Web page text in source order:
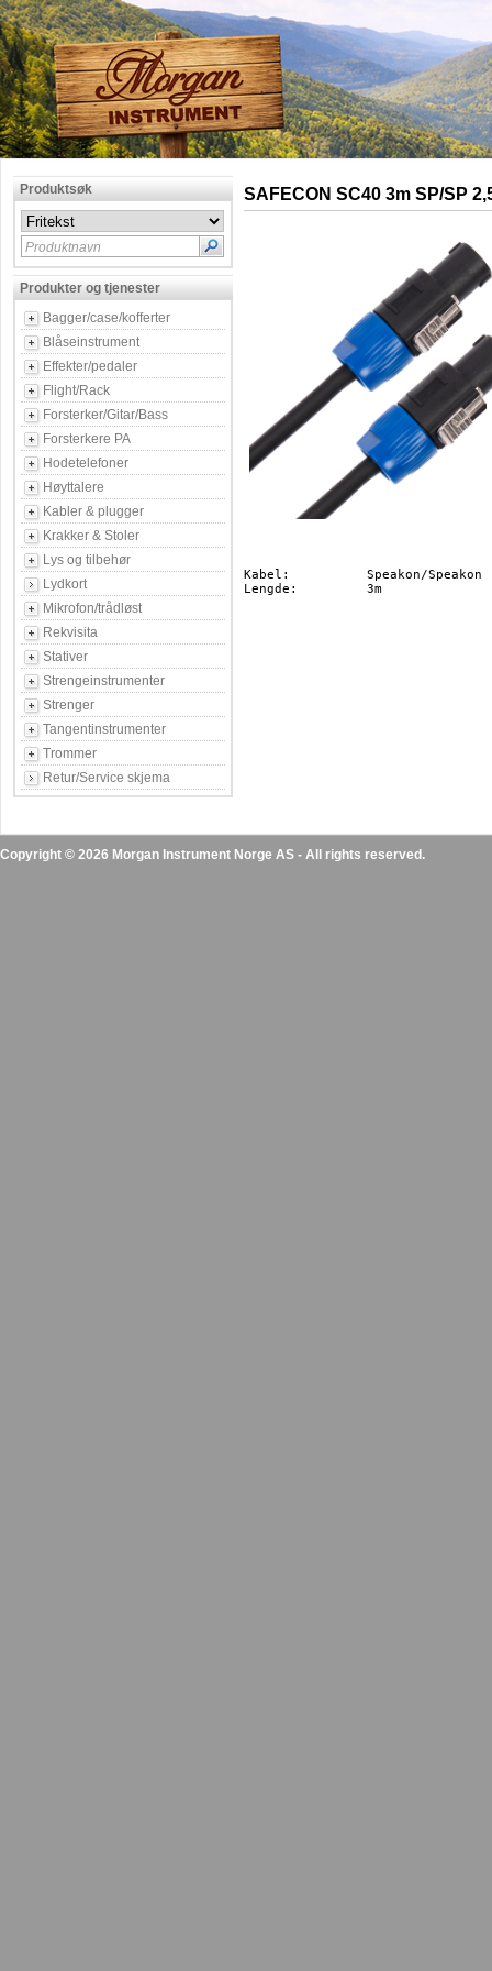
Produktsøk
Produktnavn
Produkter og tjenester
Bagger/case/kofferter
Blåseinstrument
Effekter/pedaler
Flight/Rack
Forsterker/Gitar/Bass
Forsterkere PA
Hodetelefoner
Høyttalere
Kabler & plugger
Krakker & Stoler
Lys og tilbehør
Lydkort
Mikrofon/trådløst
Rekvisita
Stativer
Strengeinstrumenter
Strenger
Tangentinstrumenter
Trommer
Retur/Service skjema
SAFECON SC40 3m SP/SP
Kabel:		Speakon/Speakon
Lengde:		3m
Copyright © 2026 Morgan Instrument Norge AS - All rights reserved.